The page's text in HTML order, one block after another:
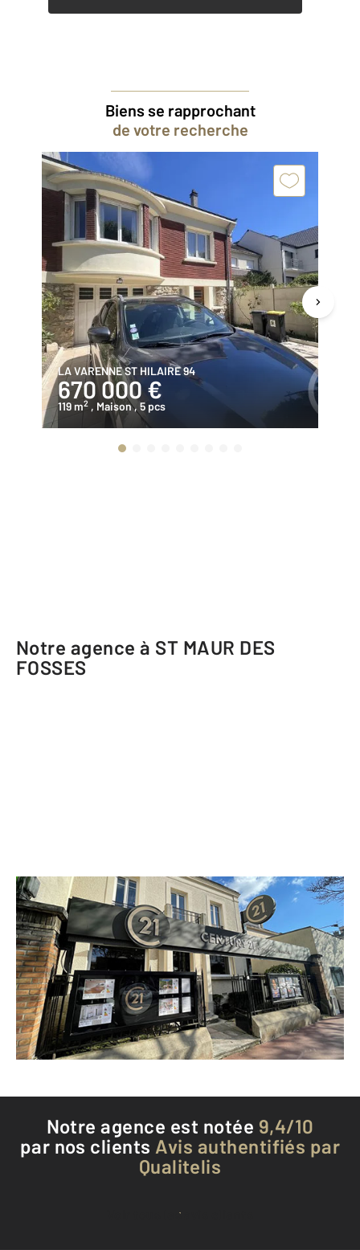
Biens se rapprochant
de votre recherche
LA VARENNE ST HILAIRE 94
670 000 €
119 m2 , Maison, 5 pcs
Notre agence à ST MAUR DES
FOSSES
CENTURY 21 Concordance Immobilier
3 bis avenue Charles de Gaulle
ST MAUR DES FOSSES - 94100
Envoyer un message
Téléphoner à l'agence
Notre agence est notée 9,4/10
par nos clients Avis authentifiés par
Qualitelis
Voir tous les avis clients